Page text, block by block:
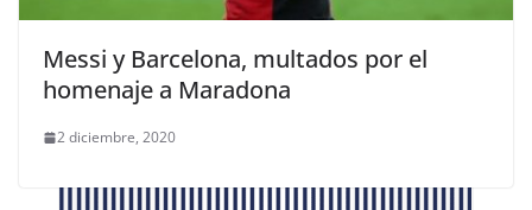
Messi y Barcelona, multados por el
homenaje a Maradona
2 diciembre, 2020